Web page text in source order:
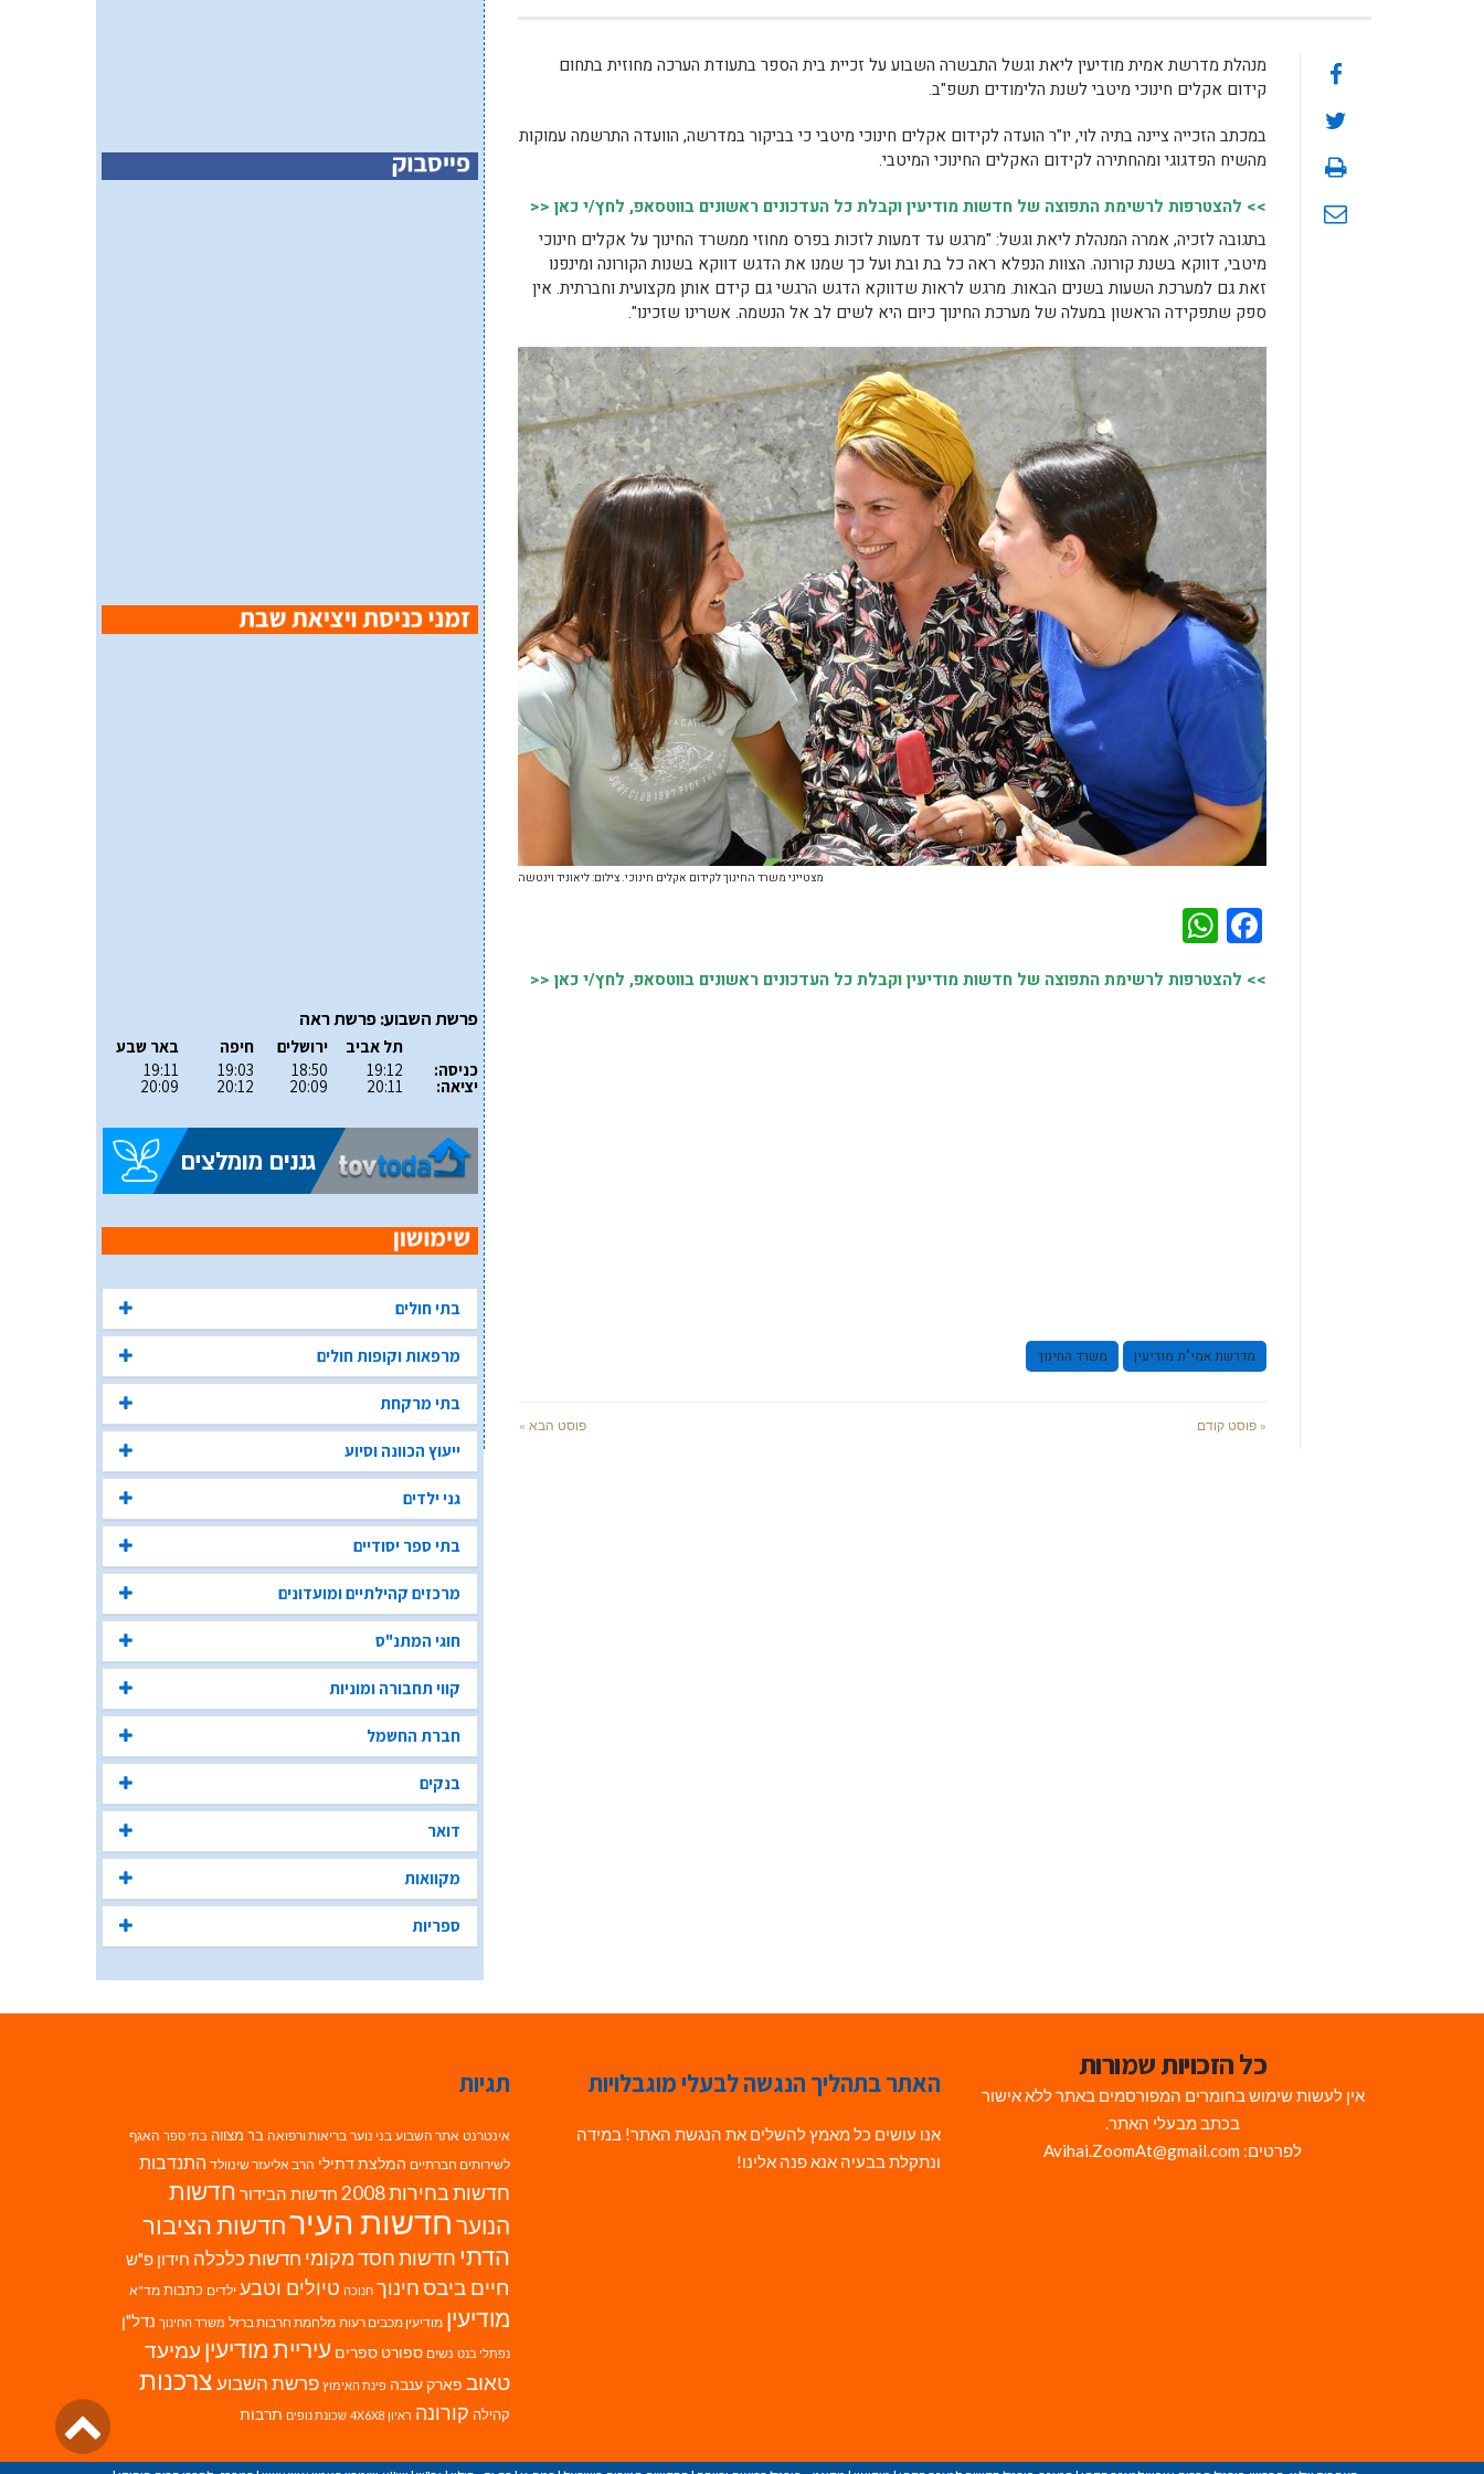
מנהלת מדרשת אמית מודיעין ליאת וגשל התבשרה השבוע על זכיית בית הספר בתעודת הערכה מחוזית בתחום
קידום אקלים חינוכי מיטבי לשנת הלימודים תשפ"ב.
במכתב הזכייה ציינה בתיה לוי, יו"ר הועדה לקידום אקלים חינוכי מיטבי כי בביקור במדרשה, הוועדה התרשמה עמוקות
מהשיח הפדגוגי ומהחתירה לקידום האקלים החינוכי המיטבי.
>> להצטרפות לרשימת התפוצה של חדשות מודיעין וקבלת כל העדכונים ראשונים בווטסאפ, לחץ/י כאן <<
בתגובה לזכיה, אמרה המנהלת ליאת וגשל: "מרגש עד דמעות לזכות בפרס מחוזי ממשרד החינוך על אקלים חינוכי
מיטבי, דווקא בשנת קורונה. הצוות הנפלא ראה כל בת ובת ועל כך שמנו את הדגש דווקא בשנות הקורונה ומינפנו
זאת גם למערכת השעות בשנים הבאות. מרגש לראות שדווקא הדגש הרגשי גם קידם אותן מקצועית וחברתית. אין
ספק שתפקידה הראשון במעלה של מערכת החינוך כיום היא לשים לב אל הנשמה. אשרינו שזכינו".
מצטייני משרד החינוך לקידום אקלים חינוכי. צילום: ליאוניד וינטשה
Facebook
>> להצטרפות לרשימת התפוצה של חדשות מודיעין וקבלת כל העדכונים ראשונים בווטסאפ, לחץ/י כאן <<
מדרשת אמי"ת מודיעין משרד החינוך
« פוסט קודם פוסט הבא »
פרשת השבוע: פרשת ראה
כניסה:
יציאה:
תל אביב
19:12
20:11
ירושלים
18:50
20:09
חיפה
19:03
20:12
באר שבע
19:11
20:09
בתי חולים
מרפאות וקופות חולים
בתי מרקחת
ייעוץ הכוונה וסיוע
גני ילדים
בתי ספר יסודיים
מרכזים קהילתיים ומועדונים
חוגי המתנ"ס
קווי תחבורה ומוניות
חברת החשמל
בנקים
דואר
מקוואות
ספריות
כל הזכויות שמורות
אין לעשות שימוש בחומרים המפורסמים באתר ללא אישור
בכתב מבעלי האתר.
לפרטים: Avihai.ZoomAt@gmail.com
האתר בתהליך הנגשה לבעלי מוגבלויות
אנו עושים כל מאמץ להשלים את הנגשת האתר! במידה
ונתקלת בבעיה אנא פנה אלינו!
תגיות
אינטרנט אתר השבוע בני נוער בריאות ורפואה בר מצווה בתי ספר האגף
לשירותים חברתיים המלצת דתילי הרב אליעזר שינוולד התנדבות
חדשות בחירות 2008 חדשות הבידור חדשות
הנוערחדשות העירחדשות הציבור
הדתי חדשות חסד מקומי חדשות כלכלה חידון פ"ש
חיים ביבסחינוך חנוכה טיולים וטבע ילדים כתבות מד"א
מודיעין מודיעין מכבים רעות מלחמת חרבות ברזל משרד החינוך נדל"ן
נפתלי בנט נשים ספורט ספרים עיריית מודיעין עמיעד
טאוב פארק ענבה פינת האימוץ פרשת השבועצרכנות
קהילה קורונה ראיון 4X6X8 שכונת נופים תרבות